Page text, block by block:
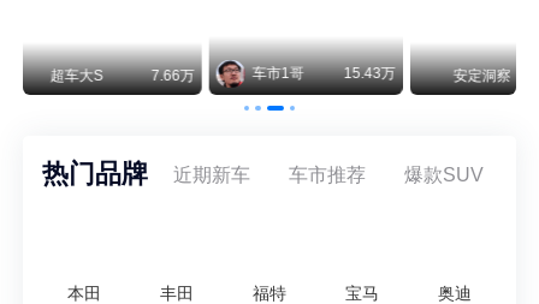
安定洞察 8.07万 智电出行 8.54万 智电出行
热门品牌 近期新车 车市推荐 爆款SUV
本田 丰田 福特 宝马 奥迪